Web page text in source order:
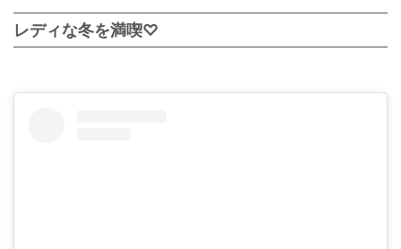
レディな冬を満喫♡